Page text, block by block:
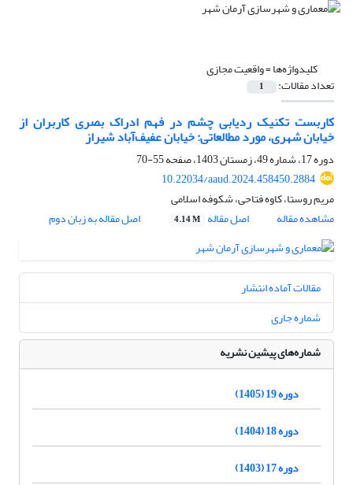
کلیدواژه‌ها =واقعیت مجازی
تعداد مقالات: 1
کاربست تکنیک ردیابی چشم در فهم ادراک بصری کاربران از
خیابان شهری، مورد مطالعاتی: خیابان عفیف‌آباد شیراز
دوره 17، شماره 49، زمستان 1403، صفحه
55-70
10.22034/aaud.2024.458450.2884
مریم روستا، کاوه فتاحی، شکوفه اسلامی
مشاهده مقاله
اصل مقاله 4.14 M اصل مقاله به زبان دوم
مقالات آماده انتشار
شماره جاری
شماره‌های پیشین نشریه
دوره 19 (1405)
دوره 18 (1404)
دوره 17 (1403)